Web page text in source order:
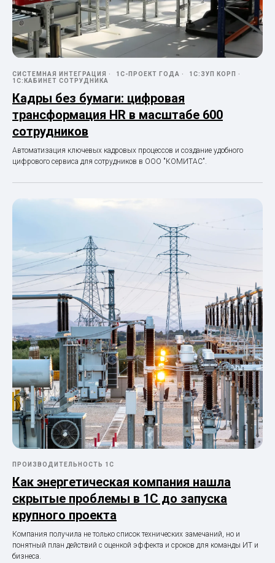
СИСТЕМНАЯ ИНТЕГРАЦИЯ 1С-ПРОЕКТ ГОДА
1С:ЗУП КОРП
1С:КАБИНЕТ СОТРУДНИКА
Кадры без бумаги: цифровая
трансформация HR в масштабе 600
сотрудников
Автоматизация ключевых кадровых процессов и создание удобного
цифрового сервиса для сотрудников в ООО "КОМИТАС".
ПРОИЗВОДИТЕЛЬНОСТЬ 1С
Как энергетическая компания нашла
скрытые проблемы в 1С до запуска
крупного проекта
Компания получила не только список технических замечаний, но и
понятный план действий с оценкой эффекта и сроков для команды ИТ и
бизнеса.